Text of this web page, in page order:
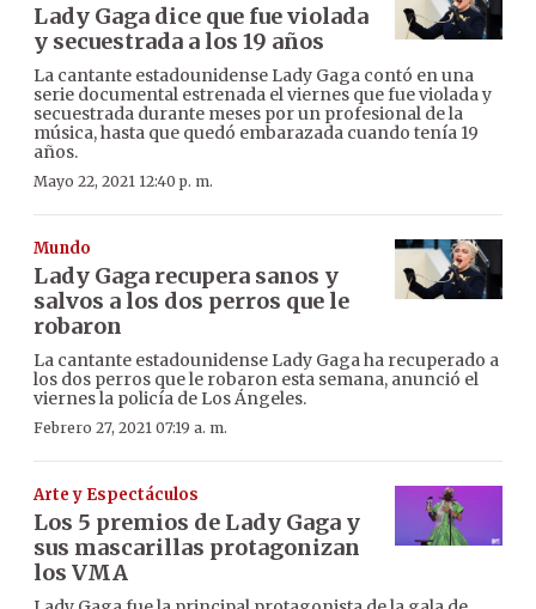
Lady Gaga dice que fue violada
y secuestrada a los 19 años
La cantante estadounidense Lady Gaga contó en una
serie documental estrenada el viernes que fue violada y
secuestrada durante meses por un profesional de la
música, hasta que quedó embarazada cuando tenía 19
años.
Mayo 22, 2021 12:40 p. m.
Mundo
Lady Gaga recupera sanos y
salvos a los dos perros que le
robaron
La cantante estadounidense Lady Gaga ha recuperado a
los dos perros que le robaron esta semana, anunció el
viernes la policía de Los Ángeles.
Febrero 27, 2021 07:19 a. m.
Arte y Espectáculos
Los 5 premios de Lady Gaga y
sus mascarillas protagonizan
los VMA